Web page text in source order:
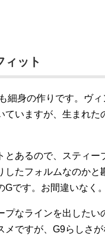
ット
細身の作りです。ヴィ
ていますが、生まれた
とあるので、スティー
したフォルムなのかと
です。お間違いなく。
プなラインを出したい
メですが、G9らしさ